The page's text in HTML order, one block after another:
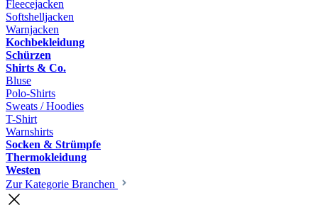
Fleecejacken
Softshelljacken
Warnjacken
Kochbekleidung
Schürzen
Shirts & Co.
Bluse
Polo-Shirts
Sweats / Hoodies
T-Shirt
Warnshirts
Socken & Strümpfe
Thermokleidung
Westen
Zur Kategorie Branchen